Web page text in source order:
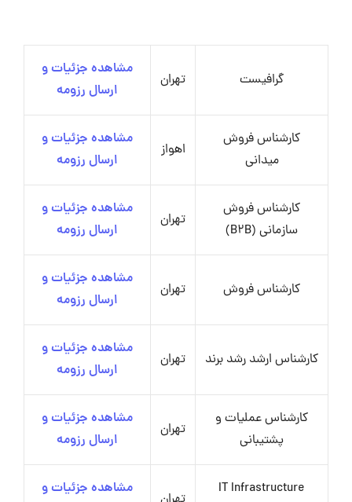
گرافیست تهران
مشاهده جزئیات و
ارسال رزومه
کارشناس فروش
میدانی
اهواز
مشاهده جزئیات و
ارسال رزومه
کارشناس فروش
سازمانی (B2B)
تهران
مشاهده جزئیات و
ارسال رزومه
کارشناس فروش تهران
مشاهده جزئیات و
ارسال رزومه
کارشناس ارشد رشد برند تهران
مشاهده جزئیات و
ارسال رزومه
کارشناس عملیات و
پشتیبانی
تهران
مشاهده جزئیات و
ارسال رزومه
IT Infrastructure
مشاهده جزئیات و